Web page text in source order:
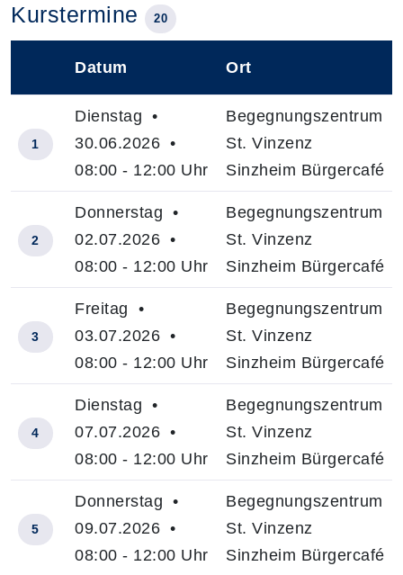
Kurstermine 20
Datum Ort
1
Dienstag •
30.06.2026 •
08:00 - 12:00 Uhr
Begegnungszentrum
St. Vinzenz
Sinzheim Bürgercafé
2
Donnerstag •
02.07.2026 •
08:00 - 12:00 Uhr
Begegnungszentrum
St. Vinzenz
Sinzheim Bürgercafé
3
Freitag •
03.07.2026 •
08:00 - 12:00 Uhr
Begegnungszentrum
St. Vinzenz
Sinzheim Bürgercafé
4
Dienstag •
07.07.2026 •
08:00 - 12:00 Uhr
Begegnungszentrum
St. Vinzenz
Sinzheim Bürgercafé
5
Donnerstag •
09.07.2026 •
08:00 - 12:00 Uhr
Begegnungszentrum
St. Vinzenz
Sinzheim Bürgercafé